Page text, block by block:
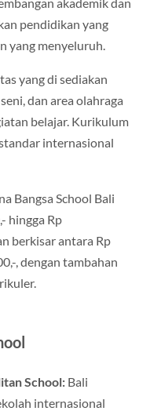
pendidikan yang
yang menyeluruh.
yang di sediakan
dan area olahraga
belajar. Kurikulum
internasional
Bangsa School Bali
hingga Rp
berkisar antara Rp
, dengan tambahan
School:Bali
internasional